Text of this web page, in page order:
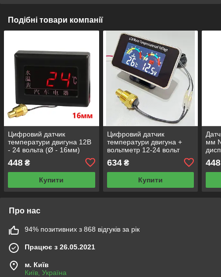
Подібні товари компанії
Цифровий датчик
температури двигуна 12В
- 24 вольта (Ø - 16мм)
448 ₴
Купити
Цифровий датчик
температури двигуна +
вольтметр 12-24 вольт
634₴
Купити
мм
448
Про нас
94% позитивних з 868 відгуків за рік
Працює з 26.05.2021
м. Київ
Київ, Україна